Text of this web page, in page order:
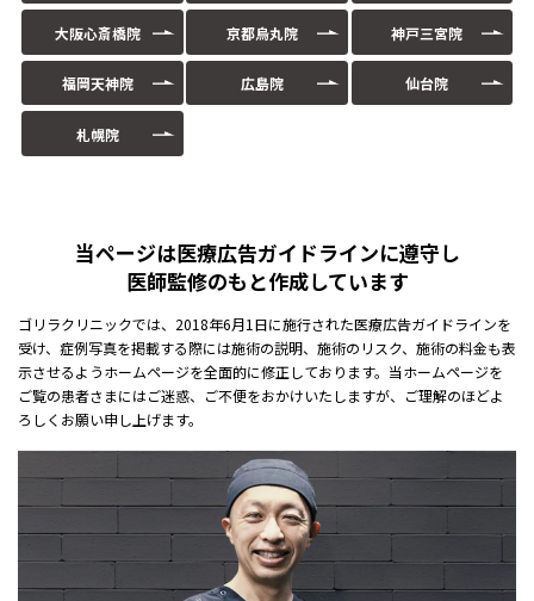
大阪心斎橋院 京都烏丸院 神戸三宮院
福岡天神院 広島院 仙台院
札幌院
当ページは医療広告ガイドラインに遵守し
医師監修のもと作成しています
ゴリラクリニックでは、2018年6月1日に施行された医療広告ガイドラインを
受け、症例写真を掲載する際には施術の説明、施術のリスク、施術の料金も表
示させるようホームページを全面的に修正しております。当ホームページを
ご覧の患者さまにはご迷惑、ご不便をおかけいたしますが、ご理解のほどよ
ろしくお願い申し上げます。